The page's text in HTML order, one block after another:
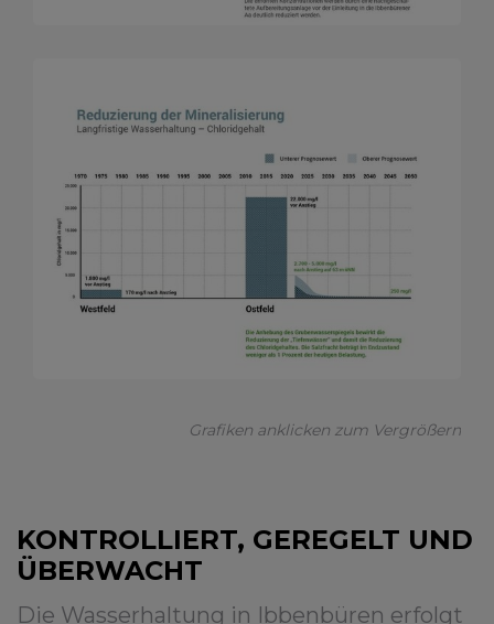
Grafiken anklicken zum Vergrößern
KONTROLLIERT, GEREGELT UND
ÜBERWACHT
Die Wasserhaltung in Ibbenbüren erfolgt